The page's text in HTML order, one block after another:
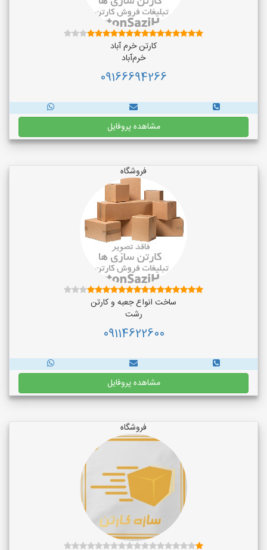
کارتن خرم آباد
خرم‌آباد
09166694266
مشاهده پروفایل
فروشگاه
ساخت انواع جعبه و کارتن
رشت
09114622600
مشاهده پروفایل
فروشگاه